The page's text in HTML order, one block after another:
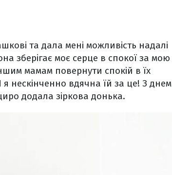
та дала мені можливість надалі
зберігає моє серце в спокої за мою
мамам повернути спокій в їх
нескінченно вдячна їй за це! З днем
додала зіркова донька.